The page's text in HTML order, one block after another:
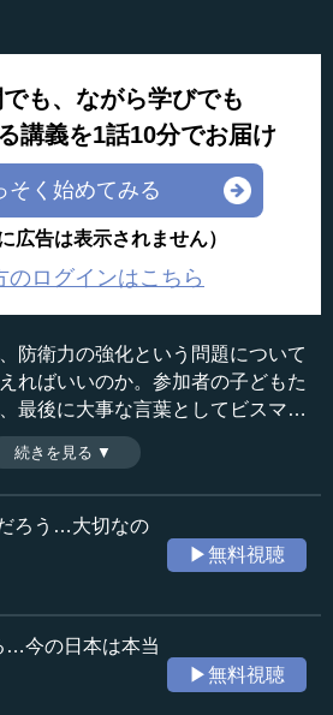
も、ながら学びでも
講義を1話10分でお届け
そく始めてみる
広告は表示されません）
のログインはこちら
防衛力の強化という問題について
ればいいのか。参加者の子どもた
最後に大事な言葉としてビスマル
原氏。個人の経験には限りがある
んの教訓を与えてくれるという。
を改めて訴える。（2025年8月23
クイベントより、全6話中第5話）
達史（テンミニッツ・アカデミー
続きを見る ▼
ろう…大切なの
▶無料視聴
…今の日本は本当
▶無料視聴